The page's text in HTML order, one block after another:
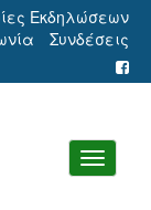
Εκδηλώσεων
Συνδέσεις